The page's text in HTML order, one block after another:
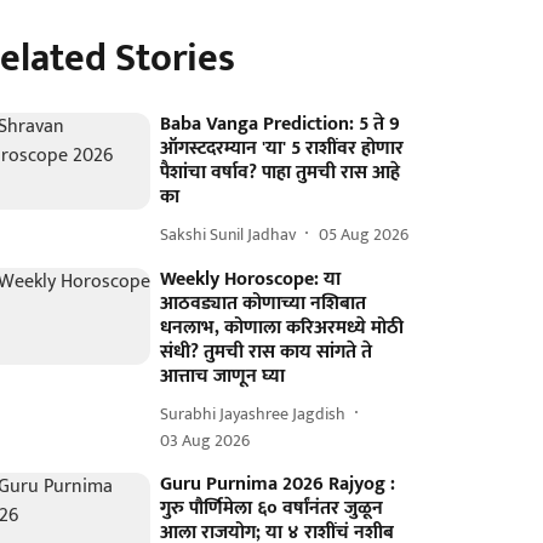
Stories
Baba Vanga Prediction: 5 ते 9
ऑगस्टदरम्यान 'या' 5 राशींवर होणार
पैशांचा वर्षाव? पाहा तुमची रास आहे
का
Sakshi Sunil Jadhav 05 Aug 2026
Weekly Horoscope: या
आठवड्यात कोणाच्या नशिबात
धनलाभ, कोणाला करिअरमध्ये मोठी
संधी? तुमची रास काय सांगते ते
आत्ताच जाणून घ्या
Surabhi Jayashree Jagdish
03 Aug 2026
Guru Purnima 2026 Rajyog :
गुरु पौर्णिमेला ६० वर्षांनंतर जुळून
आला राजयोग; या ४ राशींचं नशीब